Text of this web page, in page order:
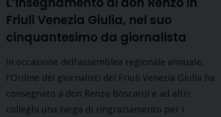
Friuli Venezia Giulia, nel suo
cinquantesimo da giornalista
In occasione dell’assemblea regionale annuale,
l'Ordine dei giornalisti del Friuli Venezia Giulia ha
consegnato a don Renzo Boscarol e ad altri
colleghi una targa di ringraziamento per i